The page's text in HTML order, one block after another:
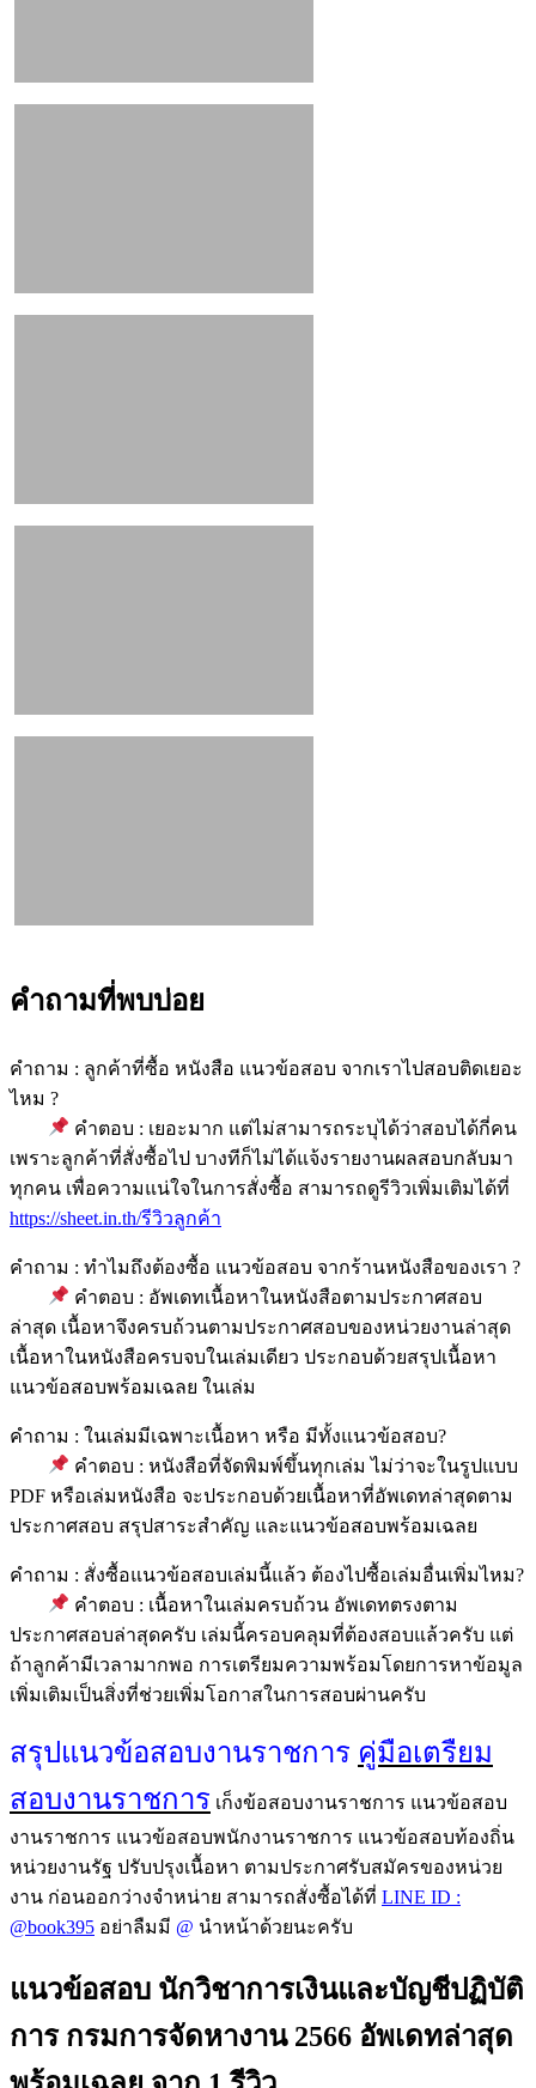
คำถามที่พบบ่อย
คำถาม : ลูกค้าที่ซื้อ หนังสือ แนวข้อสอบ จากเราไปสอบติดเยอะ
ไหม ?
คำตอบ : เยอะมาก แต่ไม่สามารถระบุได้ว่าสอบได้กี่คน
เพราะลูกค้าที่สั่งซื้อไป บางทีก็ไม่ได้แจ้งรายงานผลสอบกลับมา
ทุกคน เพื่อความแน่ใจในการสั่งซื้อ สามารถดูรีวิวเพิ่มเติมได้ที่
https://sheet.in.th/รีวิวลูกค้า
คำถาม : ทำไมถึงต้องซื้อ แนวข้อสอบ จากร้านหนังสือของเรา ?
คำตอบ : อัพเดทเนื้อหาในหนังสือตามประกาศสอบ
ล่าสุด เนื้อหาจึงครบถ้วนตามประกาศสอบของหน่วยงานล่าสุด
เนื้อหาในหนังสือครบจบในเล่มเดียว ประกอบด้วยสรุปเนื้อหา
แนวข้อสอบพร้อมเฉลย ในเล่ม
คำถาม : ในเล่มมีเฉพาะเนื้อหา หรือ มีทั้งแนวข้อสอบ?
คำตอบ : หนังสือที่จัดพิมพ์ขึ้นทุกเล่ม ไม่ว่าจะในรูปแบบ
PDF หรือเล่มหนังสือ จะประกอบด้วยเนื้อหาที่อัพเดทล่าสุดตาม
ประกาศสอบ สรุปสาระสำคัญ และแนวข้อสอบพร้อมเฉลย
คำถาม : สั่งซื้อแนวข้อสอบเล่มนี้แล้ว ต้องไปซื้อเล่มอื่นเพิ่มไหม?
คำตอบ : เนื้อหาในเล่มครบถ้วน อัพเดทตรงตาม
ประกาศสอบล่าสุดครับ เล่มนี้ครอบคลุมที่ต้องสอบแล้วครับ แต่
ถ้าลูกค้ามีเวลามากพอ การเตรียมความพร้อมโดยการหาข้อมูล
เพิ่มเติมเป็นสิ่งที่ช่วยเพิ่มโอกาสในการสอบผ่านครับ
สรุปแนวข้อสอบงานราชการ คู่มือเตรืยม
สอบงานราชการ เก็งข้อสอบงานราชการ แนวข้อสอบ
งานราชการ แนวข้อสอบพนักงานราชการ แนวข้อสอบท้องถิ่น
หน่วยงานรัฐ ปรับปรุงเนื้อหา ตามประกาศรับสมัครของหน่วย
งาน ก่อนออกว่างจำหน่าย สามารถสั่งซื้อได้ที่ LINE ID :
@book395 อย่าลืมมี @ นำหน้าด้วยนะครับ
แนวข้อสอบ นักวิชาการเงินและบัญชีปฏิบัติ
การ กรมการจัดหางาน 2566 อัพเดทล่าสุด